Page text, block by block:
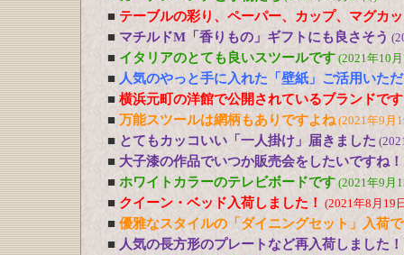
■ テーブルの彩り、ペーパー、カップ、マグカ
■ マチルドM「香りもの」ギフトにも良さそう
■ イタリアのとても良いスツールです (2021年10
■ 人気のやっと手に入れた「壁紙」ご活用いた
■ 横浜元町の洋館で公開されているブランドで
■ 万能スツールは網柄もありですよね(2021年9月
■ とてもカッコいい「一人掛け」届きました
■ 大子漆の作品でいつか販売会をしたいですね！
■ ホワイトカラーのテレビボードです (2021年9月
■ クイーン・ベッド入荷しました！ (2021年8月19
■ 優雅なスタイルの「ダイニングセット」入荷
■ 人気の長方形のプレートなど再入荷しました！